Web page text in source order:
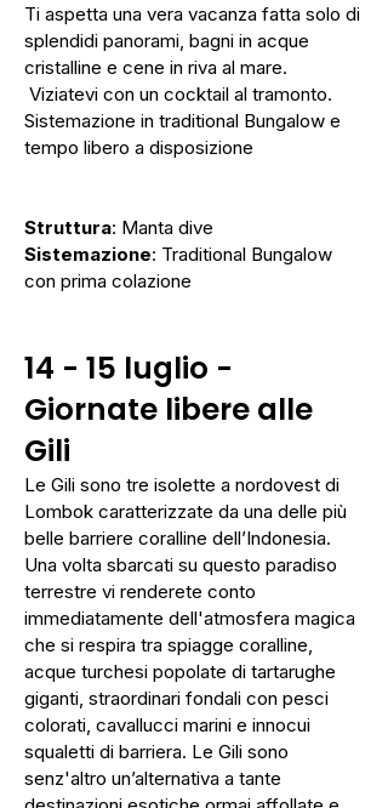
Ti aspetta una vera vacanza fatta solo di
splendidi panorami, bagni in acque
cristalline e cene in riva al mare.
Viziatevi con un cocktail al tramonto.
Sistemazione in traditional Bungalow e
tempo libero a disposizione
Struttura: Manta dive
Sistemazione: Traditional Bungalow
con prima colazione
14 - 15 luglio -
Giornate libere alle
Gili
Le Gili sono tre isolette a nordovest di
Lombok caratterizzate da una delle più
belle barriere coralline dell’Indonesia.
Una volta sbarcati su questo paradiso
terrestre vi renderete conto
immediatamente dell'atmosfera magica
che si respira tra spiagge coralline,
acque turchesi popolate di tartarughe
giganti, straordinari fondali con pesci
colorati, cavallucci marini e innocui
squaletti di barriera. Le Gili sono
senz'altro un’alternativa a tante